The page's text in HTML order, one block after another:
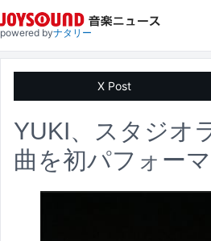
powered byナタリー
X Post
YUKI、スタジオ
曲を初パフォー